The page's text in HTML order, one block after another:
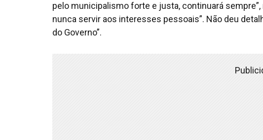
pelo municipalismo forte e justa, continuará
nunca servir aos interesses pessoais”. Não deu
do Governo”.